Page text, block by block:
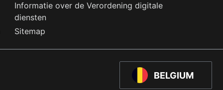
Informatie over de Verordening digitale
diensten
Sitemap
BELGIUM